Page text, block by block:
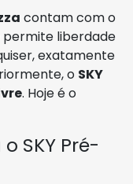
contam com o
permite liberdade
exatamente
o SKY
. Hoje é o
SKY Pré-